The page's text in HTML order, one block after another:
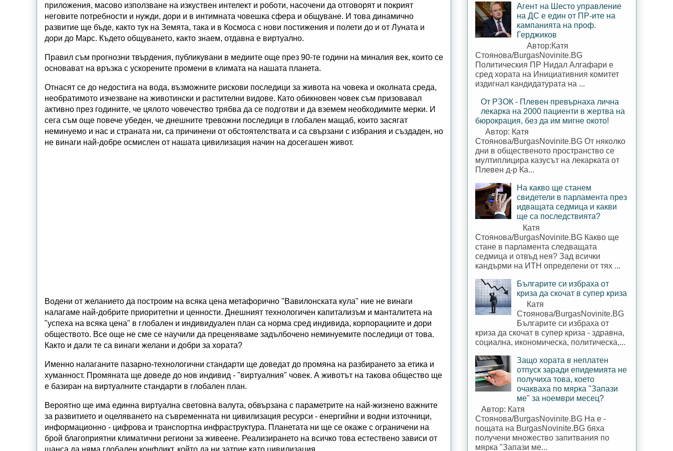
приложения, масово използване на изкуствен интелект и роботи, насочени да отговорят и покрият
неговите потребности и нужди, дори и в интимната човешка сфера и общуване. И това динамично
развитие ще бъде, както тук на Земята, така и в Космоса с нови постижения и полети до и от Луната и
дори до Марс. Където общуването, както знаем, отдавна е виртуално.
Правил съм прогнозни твърдения, публикувани в медиите още през 90-те години на миналия век, които се
основават на връзка с ускорените промени в климата на нашата планета.
Отнасят се до недостига на вода, възможните рискови последици за живота на човека и околната среда,
необратимото изчезване на животински и растителни видове. Като обикновен човек съм призовавал
активно през годините, че цялото човечество трябва да се подготви и да вземем необходимите мерки. И
сега съм още повече убеден, че днешните тревожни последици в глобален мащаб, които засягат
неминуемо и нас и страната ни, са причинени от обстоятелствата и са свързани с избрания и създаден, но
не винаги най-добре осмислен от нашата цивилизация начин на досегашен живот.
Водени от желанието да построим на всяка цена метафорично "Вавилонската кула" ние не винаги
налагаме най-добрите приоритетни и ценности. Днешният технологичен капитализъм и манталитета на
"успеха на всяка цена" в глобален и индивидуален план са норма сред индивида, корпорациите и дори
обществото. Все още не сме се научили да преценяваме задълбочено неминуемите последици от това.
Както и дали те са винаги желани и добри за хората?
Именно налаганите пазарно-технологични стандарти ще доведат до промяна на разбирането за етика и
хуманност. Промяната ще доведе до нов индивид - "виртуалния" човек. А животът на такова общество ще
е базиран на виртуалните стандарти в глобален план.
Вероятно ще има единна виртуална световна валута, обвързана с параметрите на най-жизнено важните
за развитието и оцеляването на съвременната ни цивилизация ресурси - енергийни и водни източници,
информационно - цифрова и транспортна инфраструктура. Планетата ни ще се окаже с ограничени на
брой благоприятни климатични региони за живеене. Реализирането на всичко това естествено зависи от
шанса да няма глобален конфликт, който да ни затрие като цивилизация.
Агент на Шесто управление
на ДС е един от ПР-ите на
кампанията на проф.
Герджиков
Автор:Катя
Стоянова/BurgasNovinite.BG
Политическия ПР Нидал Алгафари е
сред хората на Инициативния комитет
издигнал кандидатурата на ...
От РЗОК - Плевен превърнаха лична
лекарка на 2000 пациенти в жертва на
бюрокрация, без да им мигне окото!
Автор: Катя
Стоянова/BurgasNovinite.BG От няколко
дни в общественото пространство се
мултиплицира казусът на лекарката от
Плевен д-р Ка...
На какво ще станем
свидетели в парламента през
идващата седмица и какви
ще са последствията?
Катя
Стоянова/BurgasNovinite.BG Какво ще
стане в парламента следващата
седмица и отвъд нея? Зад всички
кандърми на ИТН определени от тях ...
Българите си избраха от
криза да скочат в супер криза
Катя
Стоянова/BurgasNovinite.BG
Българите си избраха от
криза да скочат в супер криза - здравна,
социална, икономическа, политическа,...
Защо хората в неплатен
отпуск заради епидемията не
получиха това, което
очакваха по мярка "Запази
ме" за ноември месец?
Автор: Катя
Стоянова/BurgasNovinite.BG На е -
пощата на BurgasNovinite.BG бяха
получени множество запитвания по
мярка "Запази ме...